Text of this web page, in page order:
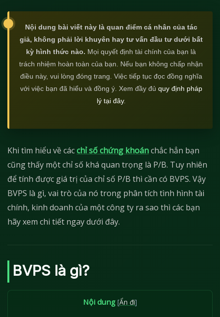
Nội dung bài viết này là quan điểm cá nhân của tác
giả, không phải lời khuyên hay tư vấn đầu tư dưới bất
kỳ hình thức nào. Mọi quyết định tài chính của bạn là
trách nhiệm hoàn toàn của bạn. Nếu bạn không chấp nhận
điều này, vui lòng đóng trang. Việc tiếp tục đọc đồng nghĩa
với việc bạn đã hiểu và đồng ý. Xem đầy đủ quy định pháp
lý tại đây.
Khi tìm hiểu về cácchỉ số chứng khoánchắc hẳn bạn
cũng thấy một chỉ số khá quan trọng là P/B. Tuy nhiên
để tính được giá trị của chỉ số P/B thì cần có BVPS. Vậy
BVPS là gì, vai trò của nó trong phân tích tình hình tài
chính, kinh doanh của một công ty ra sao thì các bạn
hãy xem chi tiết ngay dưới đây.
BVPS là gì?
Nội dung [Ẩn đi]